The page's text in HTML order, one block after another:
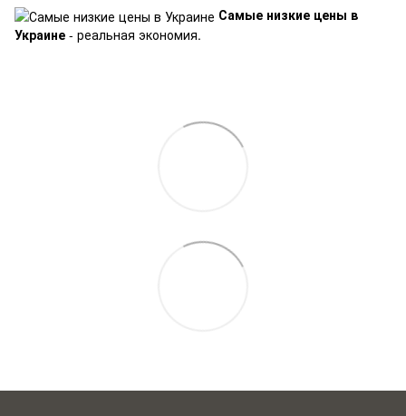
Самые низкие цены в
Украине - реальная экономия.